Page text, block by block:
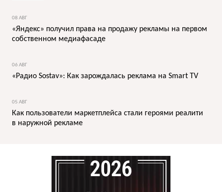
08 АВГ
«Яндекс» получил права на продажу рекламы на первом
собственном медиафасаде
06 АВГ
«Радио Sostav»: Как зарождалась реклама на Smart TV
05 АВГ
Как пользователи маркетплейса стали героями реалити
в наружной рекламе